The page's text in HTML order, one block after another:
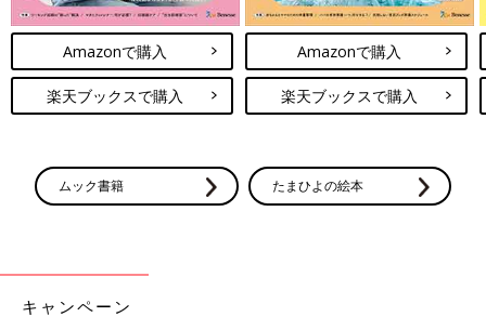
Amazonで購入
楽天ブックスで購入
Amazonで購入
楽天ブックスで購入
ムック書籍 たまひよの絵本
キャンペーン